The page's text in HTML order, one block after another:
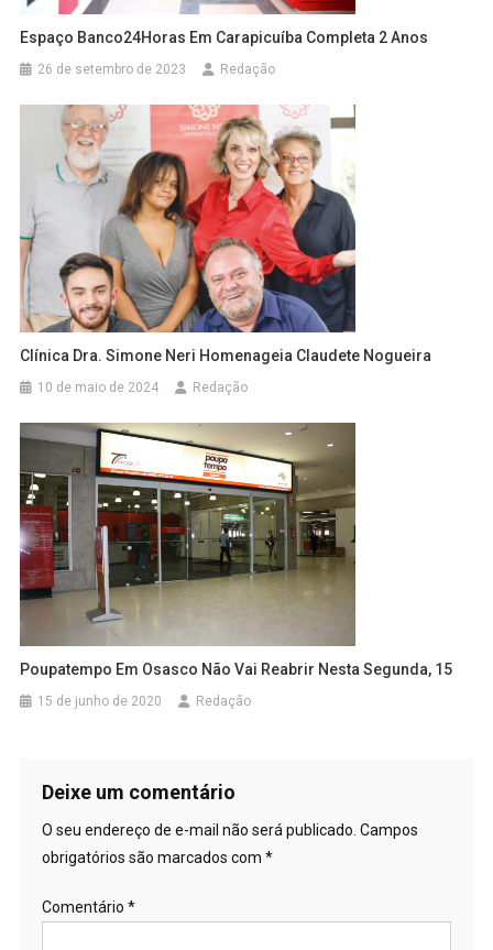
Espaço Banco24Horas Em Carapicuíba Completa 2 Anos
26 de setembro de 2023 Redação
Clínica Dra. Simone Neri Homenageia Claudete Nogueira
10 de maio de 2024 Redação
Poupatempo Em Osasco Não Vai Reabrir Nesta Segunda, 15
15 de junho de 2020 Redação
Deixe um comentário
O seu endereço de e-mail não será publicado. Campos
obrigatórios são marcados com *
Comentário *